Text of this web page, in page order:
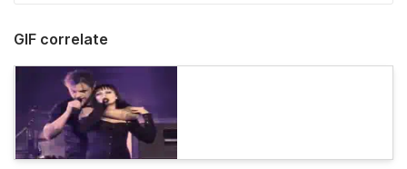
GIF correlate